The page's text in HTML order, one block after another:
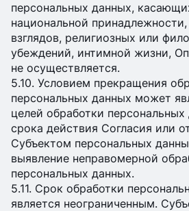
персональных данных,
национальной
взглядов, религиозных или
убеждений, интимной жизни,
не осуществляется.
5.10. Условием прекращения
персональных данных может
целей обработки
срока действия Согласия или
Субъектом персональных
выявление неправомерной
персональных данных.
5.11. Срок обработки
является неограниченным.